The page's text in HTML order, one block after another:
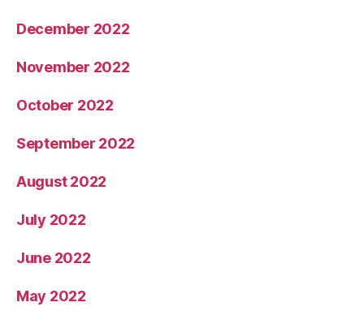
December 2022
November 2022
October 2022
September 2022
August 2022
July 2022
June 2022
May 2022